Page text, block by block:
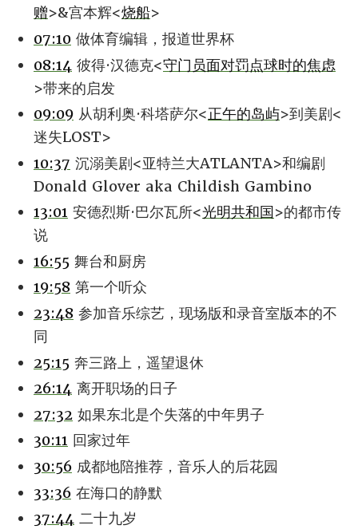
赠>&宫本辉<烧船>
07:10 做体育编辑，报道世界杯
08:14 彼得·汉德克<守门员面对罚点球时的焦虑
>带来的启发
09:09 从胡利奥·科塔萨尔<正午的岛屿>到美剧<
迷失LOST>
10:37 沉溺美剧<亚特兰大ATLANTA>和编剧
Donald Glover aka Childish Gambino
13:01 安德烈斯·巴尔瓦所<光明共和国>的都市传
说
16:55 舞台和厨房
19:58 第一个听众
23:48 参加音乐综艺，现场版和录音室版本的不
同
25:15 奔三路上，遥望退休
26:14 离开职场的日子
27:32 如果东北是个失落的中年男子
30:11 回家过年
30:56 成都地陪推荐，音乐人的后花园
33:36 在海口的静默
37:44 二十九岁